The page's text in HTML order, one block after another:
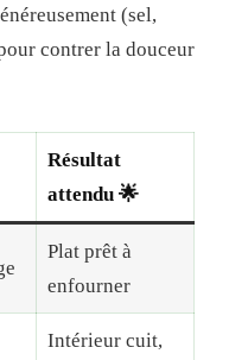
(sel,
contrer la douceur
Résultat
attendu 🌟
Plat prêt à
enfourner
Intérieur cuit,